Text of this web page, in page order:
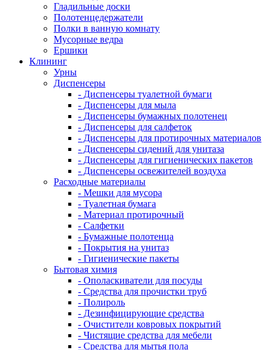
Гладильные доски
Полотенцедержатели
Полки в ванную комнату
Мусорные ведра
Ершики
Клининг
Урны
Диспенсеры
- Диспенсеры туалетной бумаги
- Диспенсеры для мыла
- Диспенсеры бумажных полотенец
- Диспенсеры для салфеток
- Диспенсеры для протирочных материалов
- Диспенсеры сидений для унитаза
- Диспенсеры для гигиенических пакетов
- Диспенсеры освежителей воздуха
Расходные материалы
- Мешки для мусора
- Туалетная бумага
- Материал протирочный
- Салфетки
- Бумажные полотенца
- Покрытия на унитаз
- Гигиенические пакеты
Бытовая химия
- Ополаскиватели для посуды
- Средства для прочистки труб
- Полироль
- Дезинфицирующие средства
- Очистители ковровых покрытий
- Чистящие средства для мебели
- Средства для мытья пола